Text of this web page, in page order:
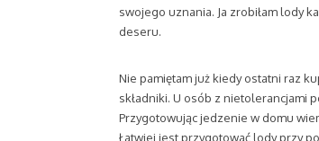
swojego uznania. Ja zrobiłam lody
deseru.
Nie pamiętam już kiedy ostatni raz
składniki. U osób z nietolerancjami
Przygotowując jedzenie w domu
Łatwiej jest przygotować lody przy